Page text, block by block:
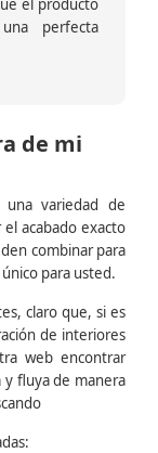
el producto
perfecta
de mi
variedad de
acabado exacto
combinar para
para usted.
claro que, si es
de interiores
web encontrar
y fluya de manera